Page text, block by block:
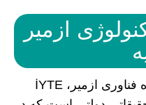
ازمیر
این دانشگاه که معمولاً دانشگاه فناوری ازمیر، İYTE